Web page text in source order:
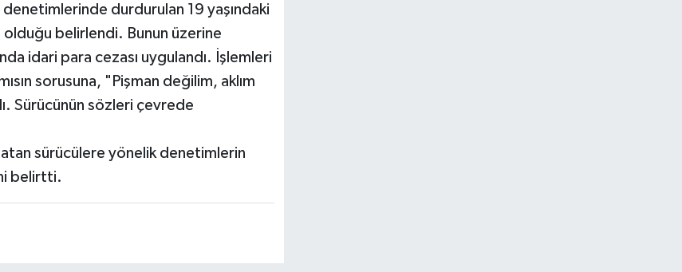
durdurulan 19 yaşındaki
belirlendi. Bunun üzerine
idari para cezası uygulandı. İşlemleri
sorusuna, "Pişman değilim, aklım
Sürücünün sözleri çevrede
sürücülere yönelik denetimlerin
belirtti.